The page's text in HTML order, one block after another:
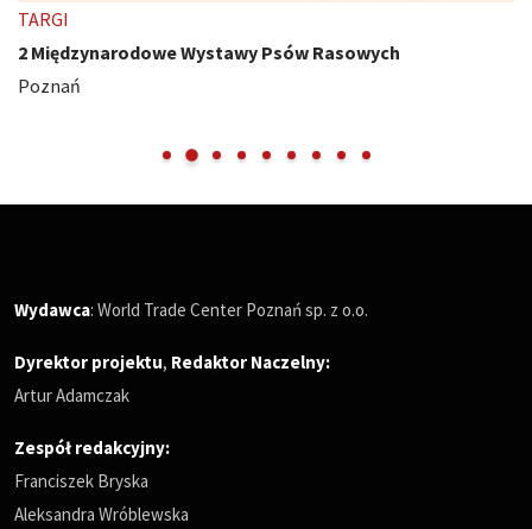
TARGI
2 Międzynarodowe Wystawy Psów Rasowych
Poznań
Wydawca: World Trade Center Poznań sp. z o.o.
Dyrektor projektu, Redaktor Naczelny:
Artur Adamczak
Zespół redakcyjny:
Franciszek Bryska
Aleksandra Wróblewska